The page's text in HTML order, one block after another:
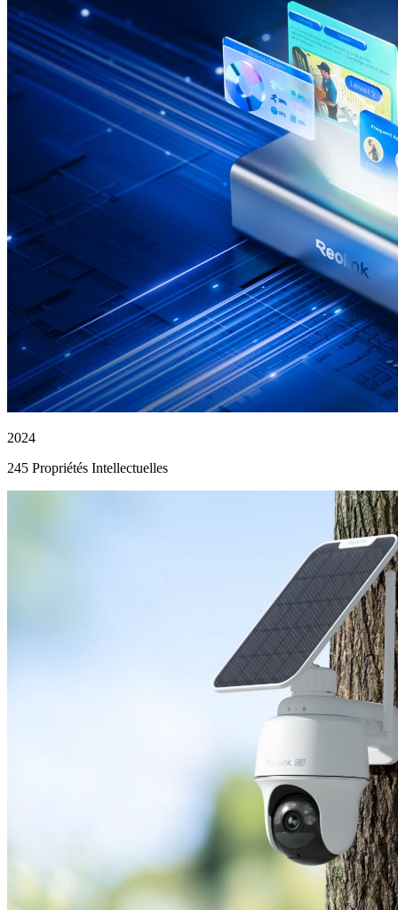
2024
245 Propriétés Intellectuelles